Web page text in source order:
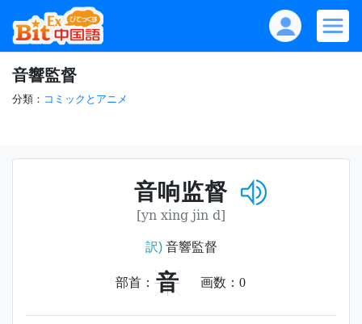
音響監督
分類： コミックとアニメ
音响监督
[yn xing jin d]
訳)音響監督
部首： 音 画数： 0